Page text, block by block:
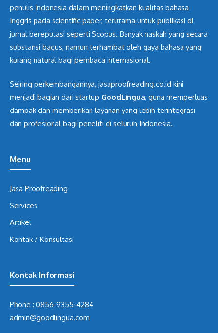
penulis Indonesia dalam meningkatkan kualitas bahasa
Inggris pada scientific paper, terutama untuk publikasi di
jurnal bereputasi seperti Scopus. Banyak naskah yang secara
substansi bagus, namun terhambat oleh gaya bahasa yang
kurang natural bagi pembaca internasional.
Seiring perkembangannya, jasaproofreading.co.id kini
menjadi bagian dari startup GoodLingua, guna memperluas
dampak dan memberikan layanan yang lebih terintegrasi
dan profesional bagi peneliti di seluruh Indonesia.
Menu
Jasa Proofreading
Services
Artikel
Kontak / Konsultasi
Kontak Informasi
Phone : 0856-9355-4284
admin@goodlingua.com